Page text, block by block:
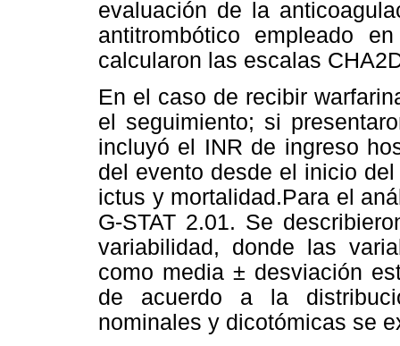
evaluación de la
antitrombótico empleado
calcularon las escalas
En el caso de recibir
el seguimiento; si
incluyó el INR de ingreso
del evento desde el inicio
ictus y mortalidad.Para el
G-STAT 2.01. Se
variabilidad, donde las
como media ± desviación
de acuerdo a la
nominales y dicotómicas se